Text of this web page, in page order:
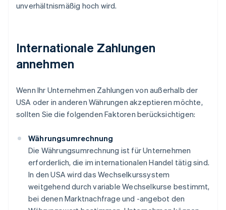
unverhältnismäßig hoch wird.
Internationale Zahlungen
annehmen
Wenn Ihr Unternehmen Zahlungen von außerhalb der
USA oder in anderen Währungen akzeptieren möchte,
sollten Sie die folgenden Faktoren berücksichtigen:
Währungsumrechnung
Die Währungsumrechnung ist für Unternehmen
erforderlich, die im internationalen Handel tätig sind.
In den USA wird das Wechselkurssystem
weitgehend durch variable Wechselkurse bestimmt,
bei denen Marktnachfrage und -angebot den